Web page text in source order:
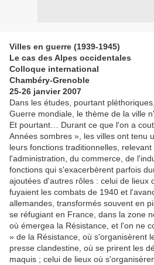
Villes en guerre (1939-1945)
Le cas des Alpes occidentales
Colloque international
Chambéry-Grenoble
25-26 janvier 2007
Dans les études, pourtant
Guerre mondiale, le thème de la ville
Et pourtant… Durant ce que l'on a
Années sombres », les villes ont tenu
leurs fonctions traditionnelles,
l'administration, du commerce, de
fonctions qui s'exacerbèrent parfois
ajoutées d'autres rôles : celui de lieux
fuyaient les combats de 1940 et
allemandes, transformés souvent en
se réfugiant en France, dans la zone
où émergea la Résistance, et l'on ne
» de la Résistance, où s'organisèrent
presse clandestine, où se prirent les
maquis ; celui de lieux où